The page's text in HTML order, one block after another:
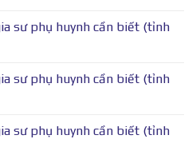
sư phụ huynh cần biết (tỉnh
sư phụ huynh cần biết (tỉnh
sư phụ huynh cần biết (tỉnh